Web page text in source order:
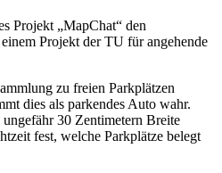
Projekt „MapChat“ den
Projekt der TU für angehende
zu freien Parkplätzen
dies als parkendes Auto wahr.
30 Zentimetern Breite
fest, welche Parkplätze belegt